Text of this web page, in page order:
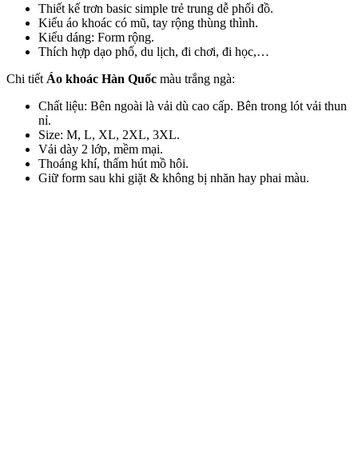
Thiết kế trơn basic simple trẻ trung dễ phối đồ.
Kiểu áo khoác có mũ, tay rộng thùng thình.
Kiểu dáng: Form rộng.
Thích hợp dạo phố, du lịch, đi chơi, đi học,…
Chi tiết Áo khoác Hàn Quốc màu trắng ngà:
Chất liệu: Bên ngoài là vải dù cao cấp. Bên trong lót vải thun
nỉ.
Size: M, L, XL, 2XL, 3XL.
Vải dày 2 lớp, mềm mại.
Thoáng khí, thấm hút mồ hôi.
Giữ form sau khi giặt & không bị nhăn hay phai màu.